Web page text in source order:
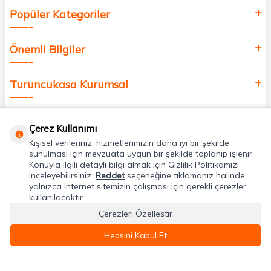
Popüler Kategoriler
Önemli Bilgiler
Turuncukasa Kurumsal
Uygulamalarımız
Adres & İletişim
Çerez Kullanımı
Kişisel verileriniz, hizmetlerimizin daha iyi bir şekilde
sunulması için mevzuata uygun bir şekilde toplanıp işlenir.
Konuyla ilgili detaylı bilgi almak için Gizlilik Politikamızı
inceleyebilirsiniz. Reddetseçeneğine tıklamanız halinde
yalnızca internet sitemizin çalışması için gerekli çerezler
kullanılacaktır.
Çerezleri Özelleştir
Hepsini Kabul Et